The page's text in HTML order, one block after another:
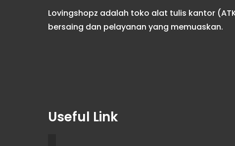
Lovingshopz adalah toko alat tulis kantor
bersaing dan pelayanan yang memuaskan.
Useful Link